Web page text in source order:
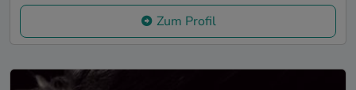
Zum Profil